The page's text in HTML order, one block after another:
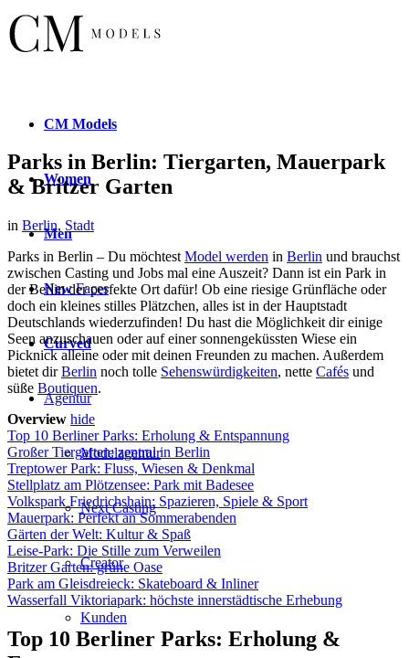
CM Models
Women
Men
NewFaces
Curved
Agentur
Modelagentur
Next Casting
Creator
Kunden
Parks in Berlin: Tiergarten, Mauerpark
& Britzer Garten
in Berlin, Stadt
Parks in Berlin – Du möchtest Model werden in Berlin und brauchst
zwischen Casting und Jobs mal eine Auszeit? Dann ist ein Park in
der Berlin der perfekte Ort dafür! Ob eine riesige Grünfläche oder
doch ein kleines stilles Plätzchen, alles ist in der Hauptstadt
Deutschlands wiederzufinden! Du hast die Möglichkeit dir einige
Seen anzuschauen oder auf einer sonnengeküssten Wiese ein
Picknick alleine oder mit deinen Freunden zu machen. Außerdem
bietet dirBerlin noch tolle Sehenswürdigkeiten, nette Cafés und
süße Boutiquen.
Overview hide
Top 10 Berliner Parks: Erholung & Entspannung
Großer Tiergarten: zentral in Berlin
Treptower Park: Fluss, Wiesen & Denkmal
Stellplatz am Plötzensee: Park mit Badesee
Volkspark Friedrichshain: Spazieren, Spiele & Sport
Mauerpark: Perfekt an Sommerabenden
Gärten der Welt: Kultur & Spaß
Leise-Park: Die Stille zum Verweilen
Britzer Garten: grüne Oase
Park am Gleisdreieck: Skateboard & Inliner
Wasserfall Viktoriapark: höchste innerstädtische Erhebung
Top 10 Berliner Parks: Erholung &